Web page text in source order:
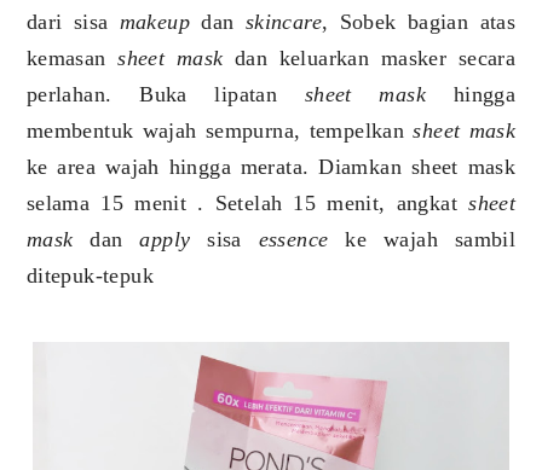
dari sisa makeup dan skincare, Sobek bagian atas
kemasansheet mask dan keluarkan masker secara
perlahan. Buka lipatan sheet mask hingga
membentuk wajah sempurna, tempelkansheet mask
ke area wajah hingga merata. Diamkan sheet mask
selama 15 menit . Setelah 15 menit, angkatsheet
mask danapply sisa essence ke wajah sambil
ditepuk-tepuk